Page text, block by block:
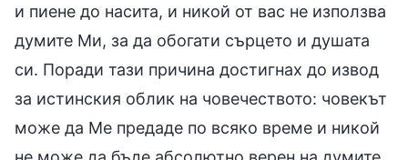
и пиене до насита, и никой от вас не използва
думите Ми, за да обогати сърцето и душата
си. Поради тази причина достигнах до извод
за истинския облик на човечеството: човекът
може да Ме предаде по всяко време и никой